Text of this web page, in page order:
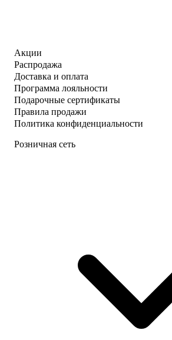
Акции
Распродажа
Доставка и оплата
Программа лояльности
Подарочные сертификаты
Правила продажи
Политика конфиденциальности
Розничная сеть